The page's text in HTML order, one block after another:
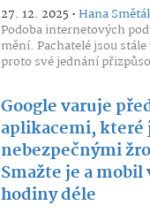
27. 12. 2025 •Hana
Podoba internetových
mění. Pachatelé jsou
proto své jednání
Google varuje
aplikacemi, které
nebezpečnými
Smažte je a mobil
hodiny déle